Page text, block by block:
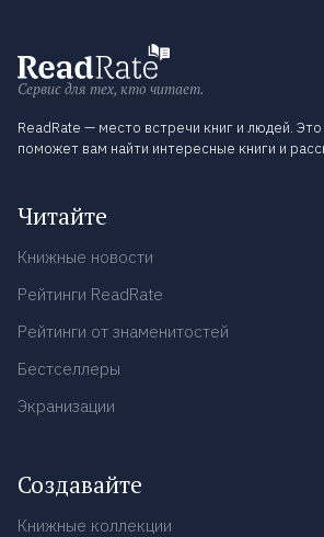
Сервис для тех, кто читает.
ReadRate — место встречи книг и людей.
поможет вам найти интересные книги и
Читайте
Книжные новости
Рейтинги ReadRate
Рейтинги от знаменитостей
Бестселлеры
Экранизации
Создавайте
Книжные коллекции